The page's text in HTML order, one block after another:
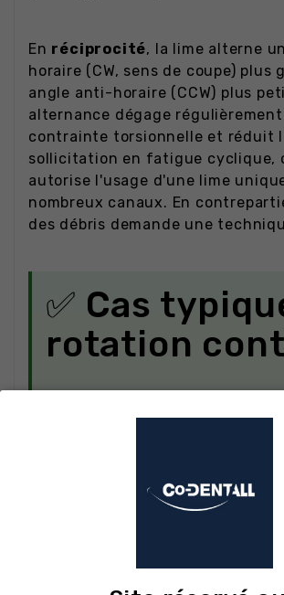
En réciprocité, la lime alterne
horaire (CW, sens de coupe) plus
angle anti-horaire (CCW) plus
alternance dégage
contrainte torsionnelle et réduit
sollicitation en fatigue cyclique,
autorise l'usage d'une lime
nombreux canaux. En
des débris demande une
✅ Cas
rotation
rotative avec leslimes MG3
à 300 tr/min et couple ajusté.